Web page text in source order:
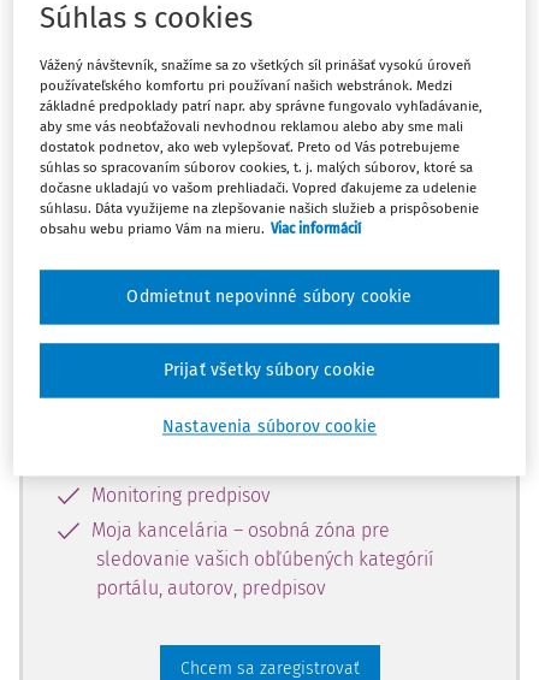
Ups, zatiaľ ste si prečítali len
začiatok...
Celý odborný obsah z tejto oblasti je
dostupný predplatiteľom portálu.
obsahu a získajte prístup na 10 dní
zdarma, stačí sa len zaregistrovať.
Vďaka registrácii získate prístup aj k
vybranému obsahu:
Monitoring predpisov
Moja kancelária – osobná zóna pre
sledovanie vašich obľúbených kategórií
portálu, autorov, predpisov
Chcem sa zaregistrovať
Súhlas s cookies
Vážený návštevník, snažíme sa zo všetkých síl prinášať vysokú úroveň
používateľského komfortu pri používaní našich webstránok. Medzi
základné predpoklady patrí napr. aby správne fungovalo vyhľadávanie,
aby sme vás neobťažovali nevhodnou reklamou alebo aby sme mali
dostatok podnetov, ako web vylepšovať. Preto od Vás potrebujeme
súhlas so spracovaním súborov cookies, t. j. malých súborov, ktoré sa
dočasne ukladajú vo vašom prehliadači. Vopred ďakujeme za udelenie
súhlasu. Dáta využijeme na zlepšovanie našich služieb a prispôsobenie
obsahu webu priamo Vám na mieru. Viac informácií
Nastavenia súborov cookie
Odmietnut nepovinné súbory cookie
Prijať všetky súbory cookie